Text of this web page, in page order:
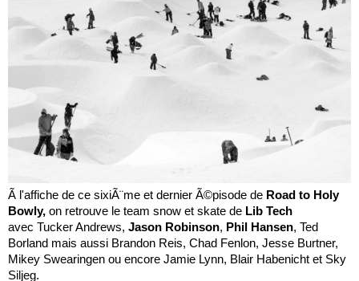
Ã l'affiche de ce sixiÃ¨me et dernier Ã©pisode de Road to Holy
Bowly, on retrouve le team snow et skate de Lib Tech
avec Tucker Andrews, Jason Robinson, Phil Hansen, Ted
Borland mais aussi Brandon Reis, Chad Fenlon, Jesse Burtner,
Mikey Swearingen ou encore Jamie Lynn, Blair Habenicht et Sky
Siljeg.